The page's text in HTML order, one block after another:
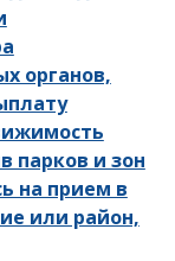
органов,
парков и зон
на прием в
или район,